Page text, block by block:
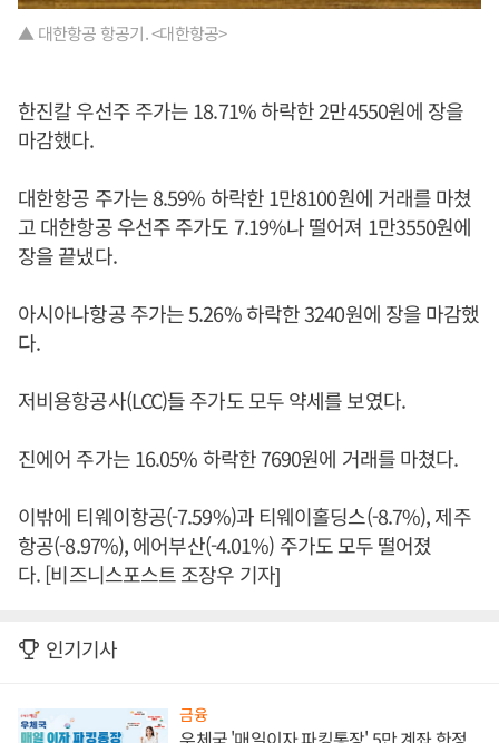
▲ 대한항공 항공기. <대한항공>
한진칼 우선주 주가는 18.71% 하락한 2만4550원에 장을
마감했다.
대한항공 주가는 8.59% 하락한 1만8100원에 거래를 마쳤
고 대한항공 우선주 주가도 7.19%나 떨어져 1만3550원에
장을 끝냈다.
아시아나항공 주가는 5.26% 하락한 3240원에 장을 마감했
다.
저비용항공사(LCC)들 주가도 모두 약세를 보였다.
진에어 주가는 16.05% 하락한 7690원에 거래를 마쳤다.
이밖에 티웨이항공(-7.59%)과 티웨이홀딩스(-8.7%), 제주
항공(-8.97%), 에어부산(-4.01%) 주가도 모두 떨어졌
다. [비즈니스포스트 조장우 기자]
인기기사
금융